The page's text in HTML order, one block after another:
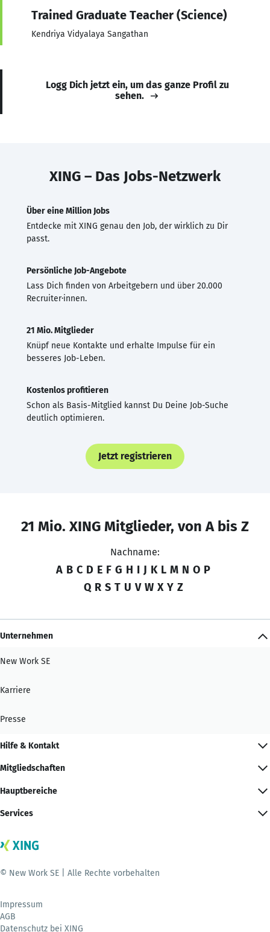
Trained Graduate Teacher (Science)
Kendriya Vidyalaya Sangathan
Logg Dich jetzt ein, um das ganze Profil zu
sehen.
XING – Das Jobs-Netzwerk
Über eine Million Jobs
Entdecke mit XING genau den Job, der wirklich zu Dir
passt.
Persönliche Job-Angebote
Lass Dich finden von Arbeitgebern und über 20.000
Recruiter·innen.
21 Mio. Mitglieder
Knüpf neue Kontakte und erhalte Impulse für ein
besseres Job-Leben.
Kostenlos profitieren
Schon als Basis-Mitglied kannst Du Deine Job-Suche
deutlich optimieren.
Jetzt registrieren
21 Mio. XING Mitglieder, von A bis Z
Nachname:
A B C D E F G H I J K L M N O P
Q R S T U V W X Y Z
Unternehmen
New Work SE
Karriere
Presse
Hilfe & Kontakt
Mitgliedschaften
Hauptbereiche
Services
© New Work SE | Alle Rechte vorbehalten
Impressum
AGB
Datenschutz bei XING